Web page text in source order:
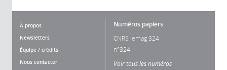
À propos
Newsletters
Équipe / crédits
Nous contacter
Numéros papiers
CNRS lemag 324
n°324
Voir tous les numéros